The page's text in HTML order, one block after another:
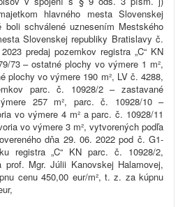
hlavného mesta Slovenskej
boli schválené uznesením Mestského
Slovenskej republiky Bratislavy č.
predaj pozemkov registra „C“ KN
73 – ostatné plochy vo výmere 1 m²,
plochy vo výmere 190 m², LV č. 4288,
parc. č. 10928/2 – zastavané
257 m², parc. č. 10928/10 –
vo výmere 4 m² a parc. č. 10928/11
vo výmere 3 m², vytvorených podľa
dňa 29. 06. 2022 pod č. G1-
registra „C“ KN parc. č. 10928/2,
Mgr. Júlii Kanovskej Halamovej,
cenu 450,00 eur/m², t. z. za kúpnu